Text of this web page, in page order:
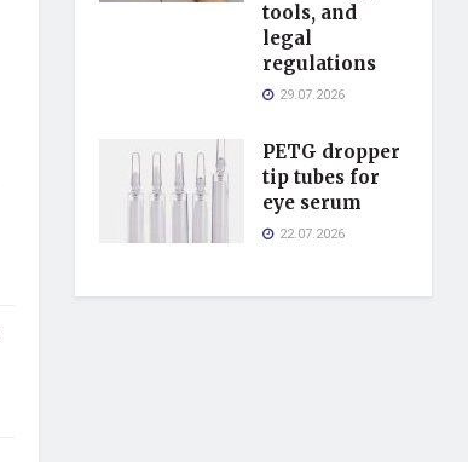
tools, and
legal
regulations
29.07.2026
PETG dropper
tip tubes for
eye serum
22.07.2026